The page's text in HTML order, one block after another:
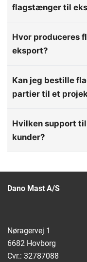
flagstænger til
Hvor produceres
eksport?
Kan jeg bestille
partier til et
Hvilken support
kunder?
Dano Mast A/S
Nøragervej 1
6682 Hovborg
Cvr.: 32787088